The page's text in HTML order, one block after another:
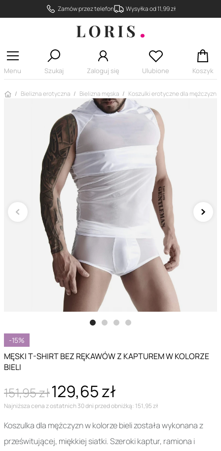
Zamów przez telefon Wysyłka od 11,99 zł
Menu Szukaj Zaloguj się Ulubione Koszyk
Strona główna
Bielizna erotyczna Bielizna męska Koszulki erotyczne dla mężczyzn
-15%
MĘSKI T-SHIRT BEZ RĘKAWÓW Z KAPTUREM W KOLORZE
BIELI
151,95 zł129,65 zł
Najniższa cena z ostatnich 30 dni przed obniżką: 151,95 zł
Koszulka dla mężczyzn w kolorze bieli została wykonana z
prześwitującej, miękkiej siatki. Szeroki kaptur, ramiona i